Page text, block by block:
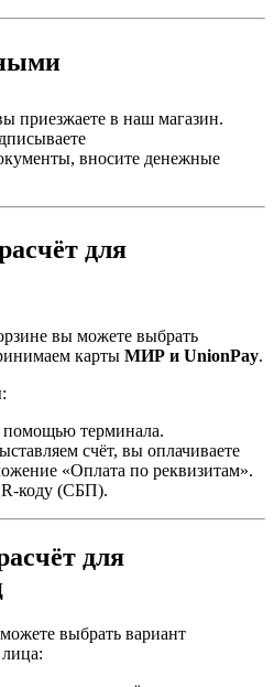
приезжаете в наш магазин.
вносите денежные
для
вы можете выбрать
карты МИР и UnionPay.
помощью терминала.
счёт, вы оплачиваете
«Оплата по реквизитам».
коду (СБП).
для
выбрать вариант